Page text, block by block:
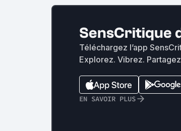
SensCritique
Téléchargez l’app
Explorez. Vibrez.
EN SAVOIR PLUS